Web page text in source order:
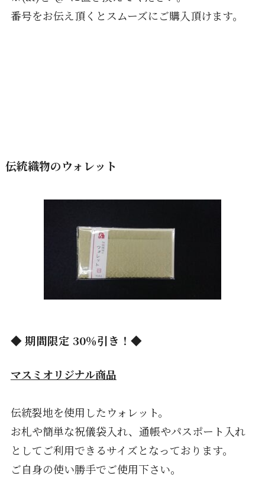
番号をお伝え頂くとスムーズにご購入頂けます。
伝統織物のウォレット
◆ 期間限定 30％引き！◆
マスミオリジナル商品
伝統裂地を使用したウォレット。
お札や簡単な祝儀袋入れ、通帳やパスポート入れ
としてご利用できるサイズとなっております。
ご自身の使い勝手でご使用下さい。